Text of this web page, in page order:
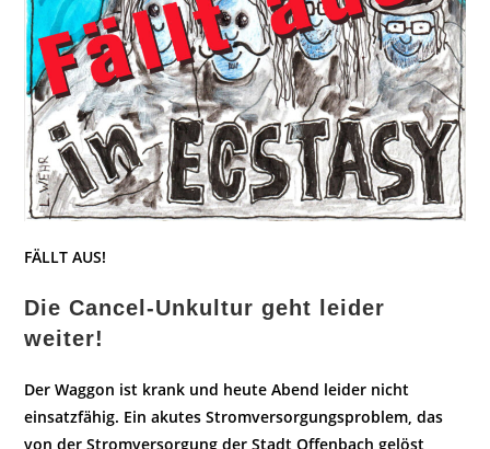
FÄLLT AUS!
Die Cancel-Unkultur geht leider
weiter!
Der Waggon ist krank und heute Abend leider nicht
einsatzfähig. Ein akutes Stromversorgungsproblem, das
von der Stromversorgung der Stadt Offenbach gelöst